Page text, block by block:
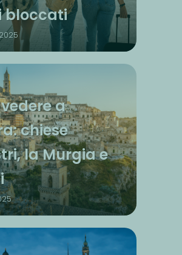
bloccati
a
chiese
la Murgia e